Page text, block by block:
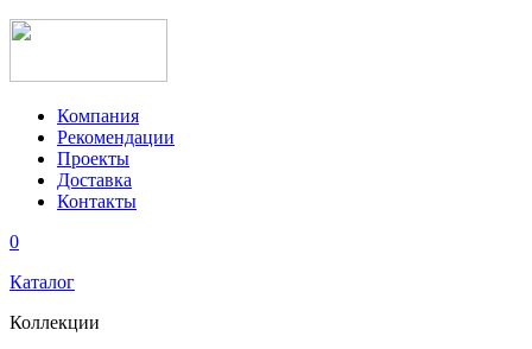
Компания
Рекомендации
Проекты
Доставка
Контакты
0
Каталог
Коллекции